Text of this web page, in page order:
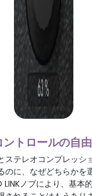
トロールの自由
ステレオコンプレッシ
のに、なぜどちらかを
LINKノブにより、基本